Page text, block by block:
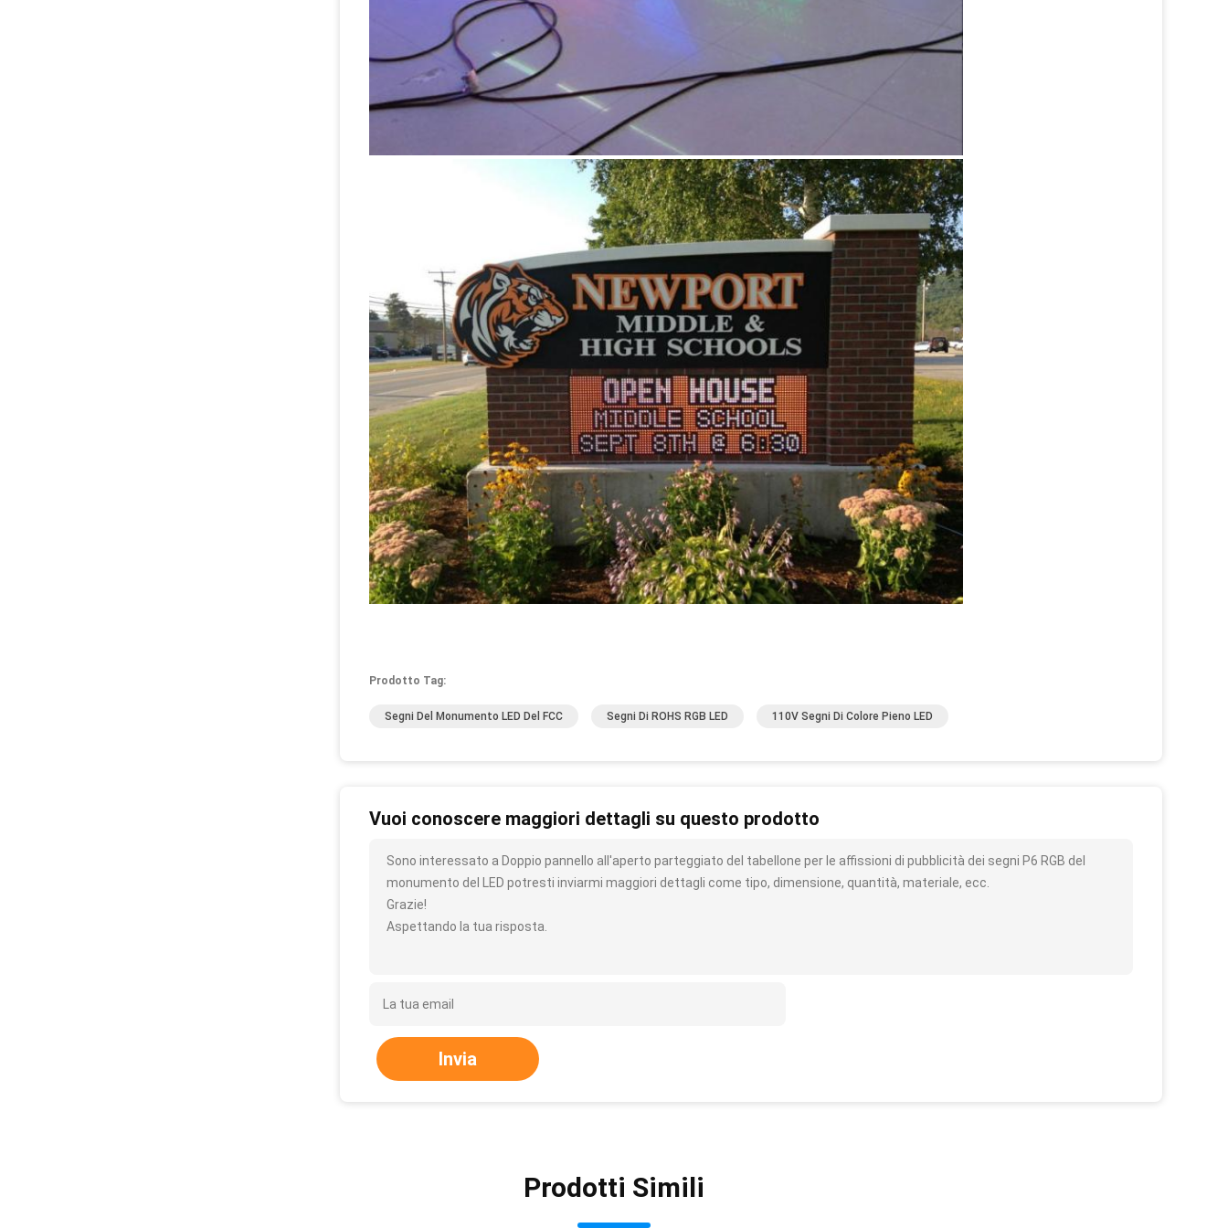
Prodotto Tag:
Segni Del Monumento LED Del FCC Segni Di ROHS RGB LED 110V Segni Di Colore Pieno LED
Vuoi conoscere maggiori dettagli su questo prodotto
Sono interessato a Doppio pannello all'aperto parteggiato del tabellone per le affissioni di pubblicità dei segni P6 RGB del
monumento del LED potresti inviarmi maggiori dettagli come tipo, dimensione, quantità, materiale, ecc.
Grazie!
Aspettando la tua risposta.
Invia
Prodotti Simili